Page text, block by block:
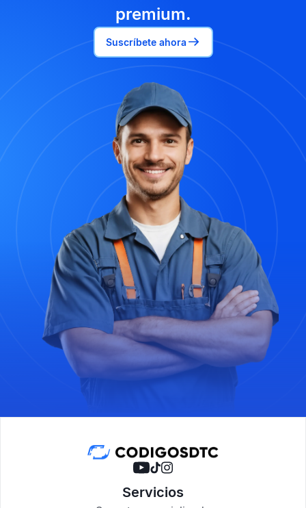
premium.
Suscríbete ahora
Servicios